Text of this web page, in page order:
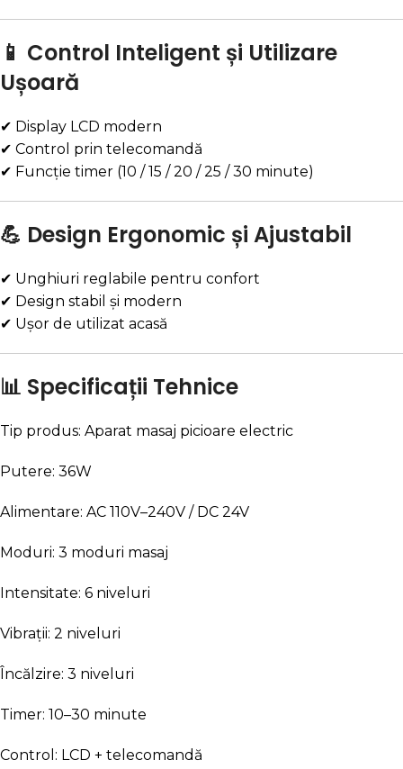
📱 Control Inteligent și Utilizare
Ușoară
✔ Display LCD modern
✔ Control prin telecomandă
✔ Funcție timer (10 / 15 / 20 / 25 / 30 minute)
💪 Design Ergonomic și Ajustabil
✔ Unghiuri reglabile pentru confort
✔ Design stabil și modern
✔ Ușor de utilizat acasă
📊 Specificații Tehnice
Tip produs: Aparat masaj picioare electric
Putere: 36W
Alimentare: AC 110V–240V / DC 24V
Moduri: 3 moduri masaj
Intensitate: 6 niveluri
Vibrații: 2 niveluri
Încălzire: 3 niveluri
Timer: 10–30 minute
Control: LCD + telecomandă